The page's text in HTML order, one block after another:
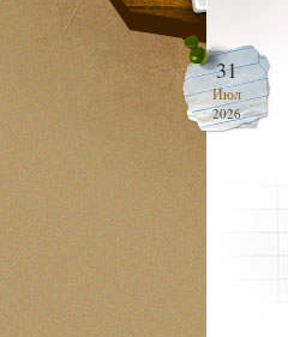
31
Июл
2026